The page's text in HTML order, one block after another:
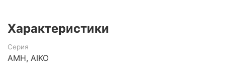
Характеристики
Серия
AMH, AIKO